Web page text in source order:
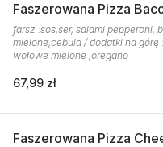
Faszerowana Pizza
farsz :sos,ser, salami pepperoni,
mielone,cebula / dodatki na górę
wołowe mielone ,oregano
67,99 zł
Faszerowana Pizza